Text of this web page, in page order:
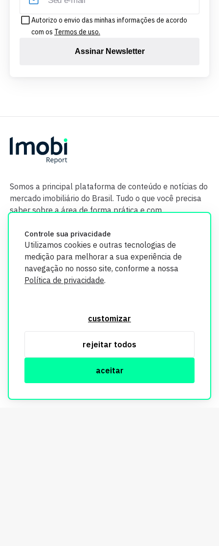
Controle sua privacidade
Utilizamos cookies e outras tecnologias de
medição para melhorar a sua experiência de
navegação no nosso site, conforme a nossa
Política de privacidade.
customizar
rejeitar todos
aceitar
Autorizo o envio das minhas informações de acordo
com os Termos de uso.
Assinar Newsletter
Somos a principal plataforma de conteúdo e notícias do
mercado imobiliário do Brasil. Tudo o que você precisa
saber sobre a área de forma prática e com
segurança. Todos os dados coletados em nosso site são
utilizados exclusivamente para fins de aprimoramento de
informações, consulte nossa Política de Privacidade.
© Copyright Imobi Report. Todos os direitos reservados.
Política de privacidade
mobister